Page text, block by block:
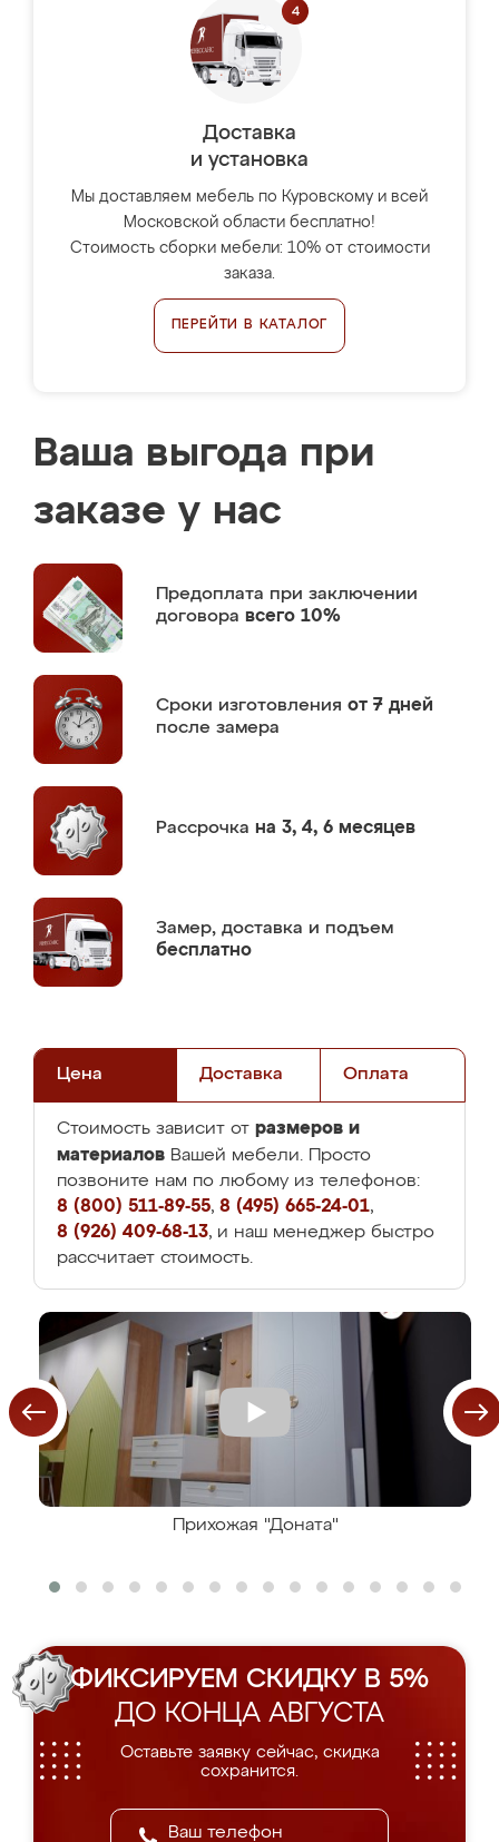
Доставка
и установка
Мы доставляем мебель по Куровскому и всей
Московской области бесплатно!
Стоимость сборки мебели: 10% от стоимости
заказа.
ПЕРЕЙТИ В КАТАЛОГ
Ваша выгода при
заказе у нас
Предоплата при заключении
договора всего 10%
Сроки изготовления от 7 дней
после замера
Рассрочка на 3, 4, 6 месяцев
Замер, доставка и подъем
бесплатно
Цена Доставка Оплата
Стоимость зависит от размеров и
материалов Вашей мебели. Просто
позвоните нам по любому из телефонов:
8 (800) 511-89-55, 8 (495) 665-24-01,
8 (926) 409-68-13, и наш менеджер быстро
рассчитает стоимость.
Прихожая "Доната"
ФИКСИРУЕМ СКИДКУ В 5%
ДО КОНЦА АВГУСТА
Оставьте заявку сейчас, скидка
сохранится.